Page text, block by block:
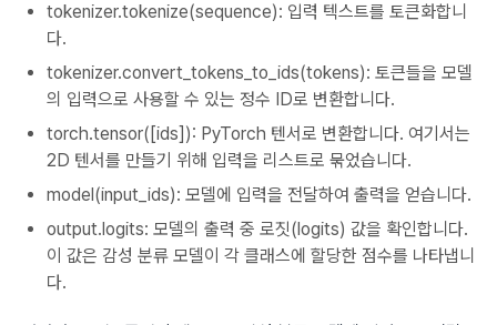
tokenizer.tokenize(sequence): 입력 텍스트를 토큰화합니
다.
tokenizer.convert_tokens_to_ids(tokens): 토큰들을 모델
의 입력으로 사용할 수 있는 정수 ID로 변환합니다.
torch.tensor([ids]): PyTorch 텐서로 변환합니다. 여기서는
2D 텐서를 만들기 위해 입력을 리스트로 묶었습니다.
model(input_ids): 모델에 입력을 전달하여 출력을 얻습니다.
output.logits: 모델의 출력 중 로짓(logits) 값을 확인합니다.
이 값은 감성 분류 모델이 각 클래스에 할당한 점수를 나타냅니
다.